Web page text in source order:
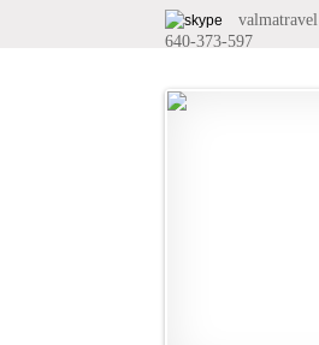
valmatravel
640-373-597